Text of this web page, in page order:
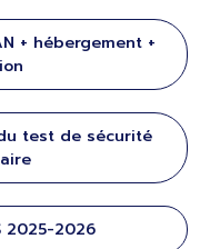
+ hébergement +
test de sécurité
2025-2026